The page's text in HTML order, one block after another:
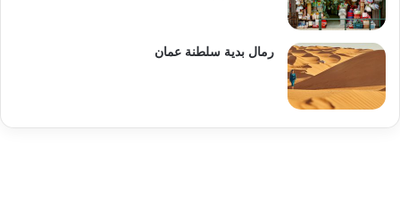
رمال بدية سلطنة عمان